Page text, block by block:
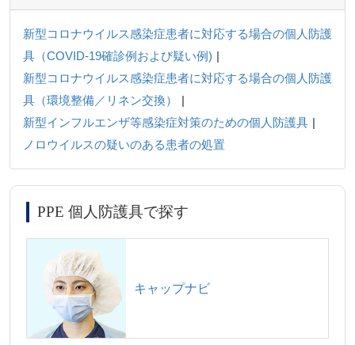
新型コロナウイルス感染症患者に対応する場合の個人防護
具（COVID-19確診例および疑い例)
新型コロナウイルス感染症患者に対応する場合の個人防護
具（環境整備／リネン交換）
新型インフルエンザ等感染症対策のための個人防護具
ノロウイルスの疑いのある患者の処置
PPE 個人防護具で探す
キャップナビ